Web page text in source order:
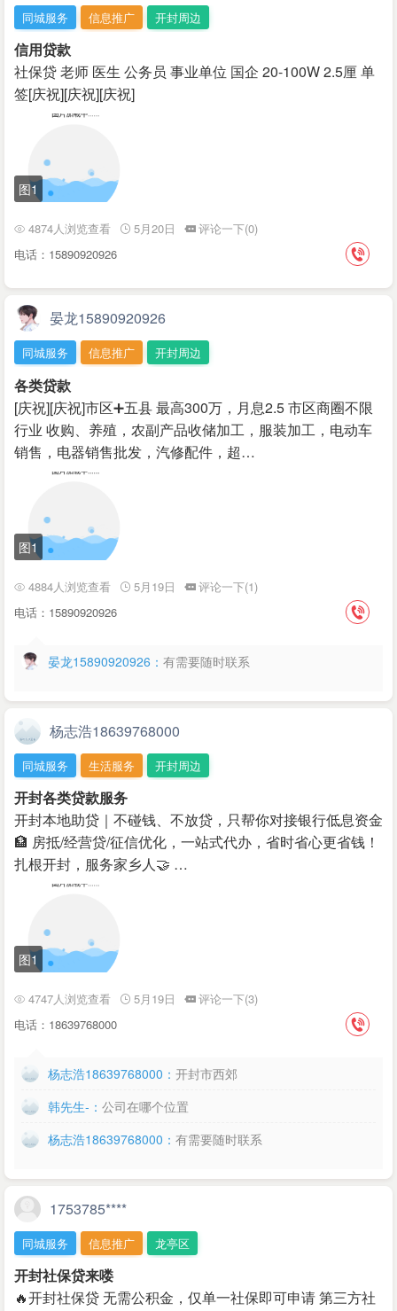
同城服务 信息推广 开封周边
信用贷款
社保贷 老师 医生 公务员 事业单位 国企 20-100W 2.5厘 单
签[庆祝][庆祝][庆祝]
图1
4874人浏览查看 5月20日
评论一下(0)
电话：15890920926
晏龙15890920926
同城服务 信息推广 开封周边
各类贷款
[庆祝][庆祝]市区➕五县 最高300万，月息2.5 市区商圈不限
行业 收购、养殖，农副产品收储加工，服装加工，电动车
销售，电器销售批发，汽修配件，超…
图1
4884人浏览查看 5月19日
评论一下(1)
电话：15890920926
晏龙15890920926： 有需要随时联系
杨志浩18639768000
同城服务 生活服务 开封周边
开封各类贷款服务
开封本地助贷｜不碰钱、不放贷，只帮你对接银行低息资金
🏦 房抵/经营贷/征信优化，一站式代办，省时省心更省钱！ ​
扎根开封，服务家乡人🤝 …
图1
4747人浏览查看 5月19日
评论一下(3)
电话：18639768000
杨志浩18639768000： 开封市西郊
韩先生-： 公司在哪个位置
杨志浩18639768000： 有需要随时联系
1753785****
同城服务 信息推广 龙亭区
开封社保贷来喽
🔥开封社保贷 无需公积金，仅单一社保即可申请 第三方社